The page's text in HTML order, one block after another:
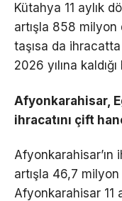
Kütahya 11 aylık
artışla 858
taşısa da
2026 yılına
Afyonkarahisar,
ihracatını çift
Afyonkarahisar’ın
artışla 46,7
Afyonkarahisar 11